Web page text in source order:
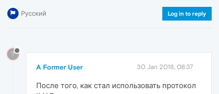
Русский Log in to reply
?
A Former User 30 Jan 2018, 08:37
После того, как стал использовать протокол